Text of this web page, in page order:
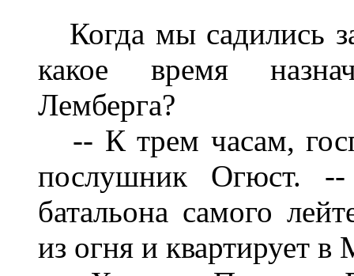
Когда мы садились
какое время
Лемберга?
-- К трем часам,
послушник Огюст. --
батальона самого
из огня и квартирует в